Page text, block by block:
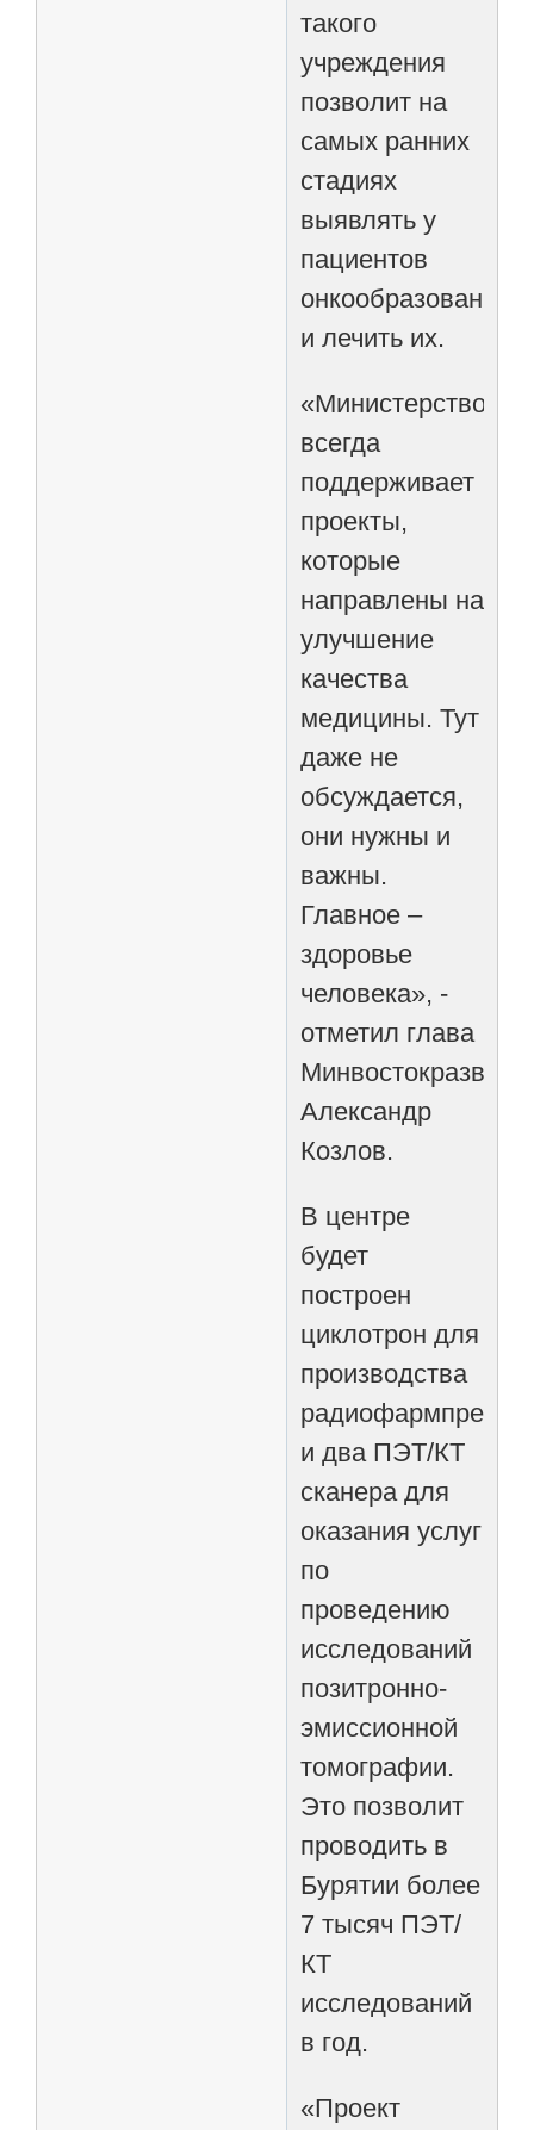
такого
учреждения
позволит на
самых ранних
стадиях
выявлять у
пациентов
онкообразования
и лечить их.
«Министерство
всегда
поддерживает
проекты,
которые
направлены на
улучшение
качества
медицины. Тут
даже не
обсуждается,
они нужны и
важны.
Главное –
здоровье
человека», -
отметил глава
Александр
Козлов.
В центре
будет
построен
циклотрон для
производства
и два ПЭТ/КТ
сканера для
оказания услуг
по
проведению
исследований
позитронно-
эмиссионной
томографии.
Это позволит
проводить в
Бурятии более
7 тысяч ПЭТ/
КТ
исследований
в год.
«Проект